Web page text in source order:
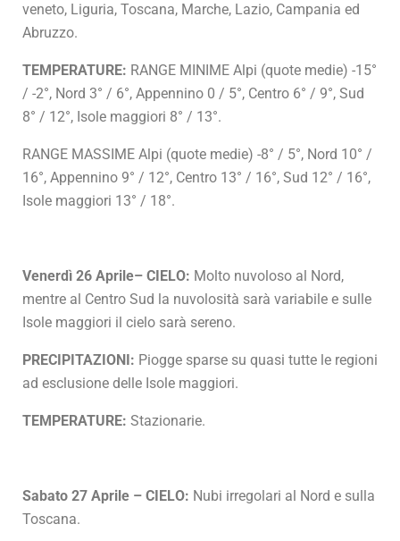
veneto, Liguria, Toscana, Marche, Lazio, Campania ed
Abruzzo.
TEMPERATURE: RANGE MINIME Alpi (quote medie) -15°
/ -2°, Nord 3° / 6°, Appennino 0 / 5°, Centro 6° / 9°, Sud
8° / 12°, Isole maggiori 8° / 13°.
RANGE MASSIME Alpi (quote medie) -8° / 5°, Nord 10° /
16°, Appennino 9° / 12°, Centro 13° / 16°, Sud 12° / 16°,
Isole maggiori 13° / 18°.
Venerdì 26 Aprile– CIELO: Molto nuvoloso al Nord,
mentre al Centro Sud la nuvolosità sarà variabile e sulle
Isole maggiori il cielo sarà sereno.
PRECIPITAZIONI: Piogge sparse su quasi tutte le regioni
ad esclusione delle Isole maggiori.
TEMPERATURE: Stazionarie.
Sabato 27 Aprile – CIELO: Nubi irregolari al Nord e sulla
Toscana.